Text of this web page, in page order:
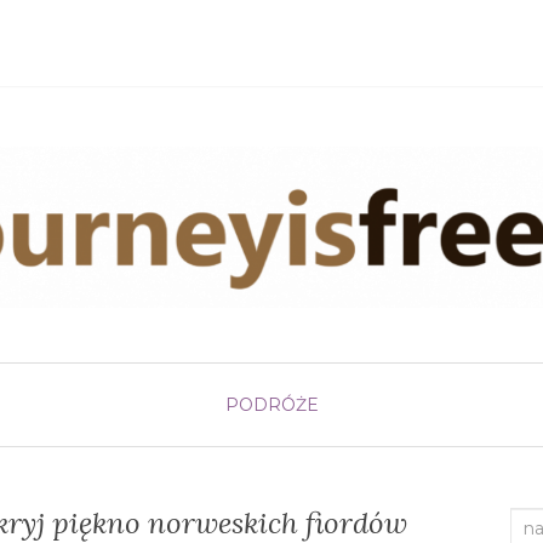
PODRÓŻE
piękno norweskich fiordów